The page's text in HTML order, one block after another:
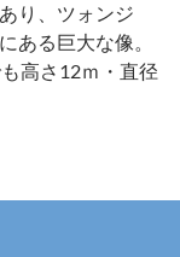
り、ツォンジ
ある巨大な像。
高さ12ｍ・直径